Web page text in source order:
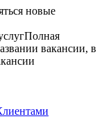
новые
Полная
вакансии, в